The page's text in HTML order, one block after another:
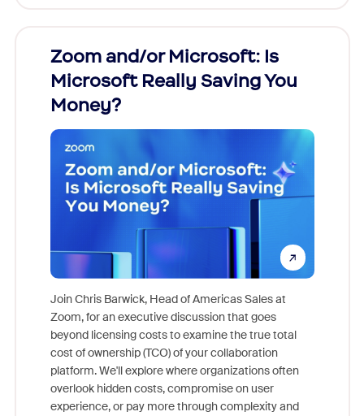
Zoom and/or Microsoft: Is
Microsoft Really Saving You
Money?
Join Chris Barwick, Head of Americas Sales at
Zoom, for an executive discussion that goes
beyond licensing costs to examine the true total
cost of ownership (TCO) of your collaboration
platform. We'll explore where organizations often
overlook hidden costs, compromise on user
experience, or pay more through complexity and